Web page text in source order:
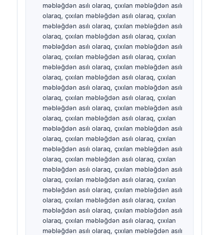
Gàidhlig
Occitan
العربية المغربية
Afrikaans
Монгол
ພາສາລາວ
Basa Jawa
Cebuano
ئۇيغۇرچە
Кыргызча
Татар теле
Беларуская мова
Esperanto
Ślōnskŏ gŏdka